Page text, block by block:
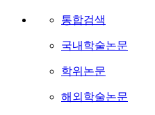
통합검색
국내학술논문
학위논문
해외학술논문